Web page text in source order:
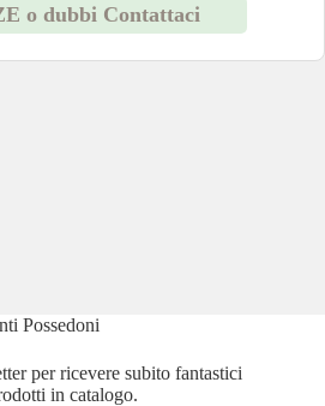
o dubbi Contattaci
Possedoni
per ricevere subito fantastici
in catalogo.